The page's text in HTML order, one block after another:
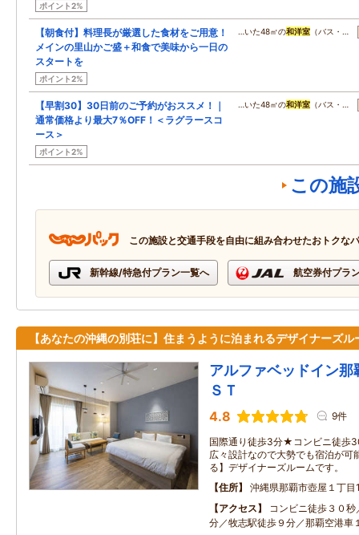
ポイント2%
【朝食付】料理長が厳選した食材をご用意！
メインの里山かご盛＋和食で美味から一日の
スタートを
ポイント2%
…いた48㎡の和洋室 （バス・…
【早割30】30日前のご予約がおススメ！｜
通常価格より最大7％OFF！＜ラグラースコ
ース＞
ポイント2%
…いた48㎡の和洋室 （バス・…
この施
この施設と交通手段を自由に組み合わせたおトクな
新幹線/特急付プラン一覧へ 航空券付プラ
【あなたの沖縄の別荘に】住まうように泊まれるデザイナーズル
アルファベッドイン
ＳＴ
4.8 9件
国際通り徒歩3分★コンビニ徒歩
広々設計なので大勢でも宿泊が可
る】デザイナーズルームです。
住所
沖縄県那覇市壺屋１丁
アクセス
コンビニ徒歩３０
分／牧志駅徒歩９分／那覇空港車